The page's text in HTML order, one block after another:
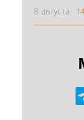
8 августа